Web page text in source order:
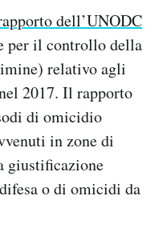
dell’UNODC
per il controllo della
relativo agli
2017. Il rapporto
di omicidio
in zone di
giustificazione
o di omicidi da